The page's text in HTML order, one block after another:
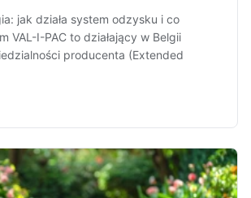
jak działa system odzysku i co
VAL-I-PAC to działający w Belgii
producenta (Extended